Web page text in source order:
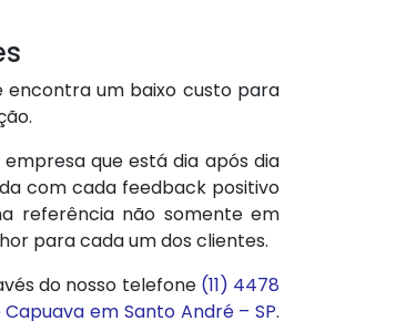
encontra um baixo custo para
que está dia após dia
com cada feedback positivo
referência não somente em
para cada um dos clientes.
do nosso telefone (11) 4478
em Santo André – SP.